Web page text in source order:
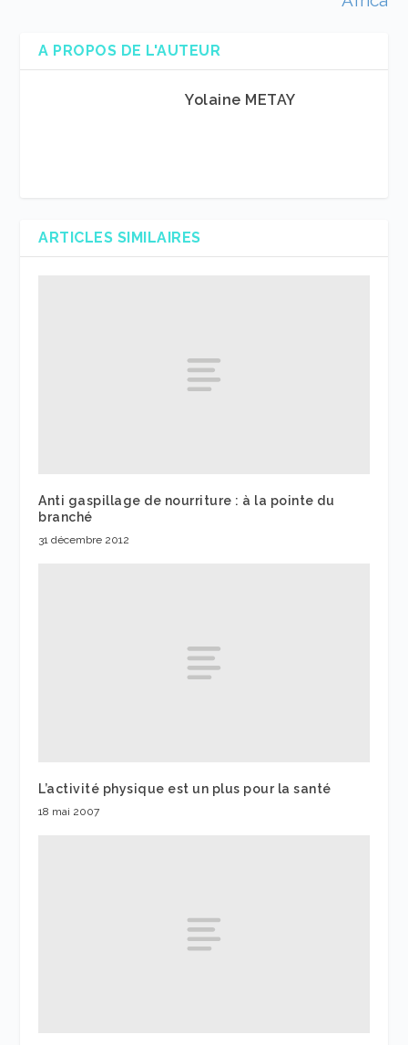
A PROPOS DE L'AUTEUR
Yolaine METAY
ARTICLES SIMILAIRES
Anti gaspillage de nourriture : à la pointe du
branché
31 décembre 2012
L’activité physique est un plus pour la santé
18 mai 2007